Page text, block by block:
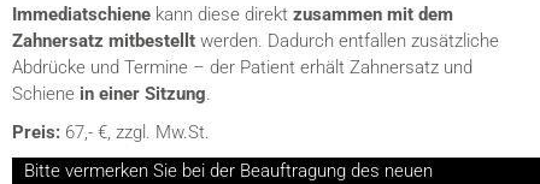
Immediatschiene kann diese direkt zusammen mit dem
Zahnersatz mitbestellt werden. Dadurch entfallen zusätzliche
Abdrücke und Termine – der Patient erhält Zahnersatz und
Schiene in einer Sitzung.
Preis: 67,- €, zzgl. Mw.St.
Bitte vermerken Sie bei der Beauftragung des neuen